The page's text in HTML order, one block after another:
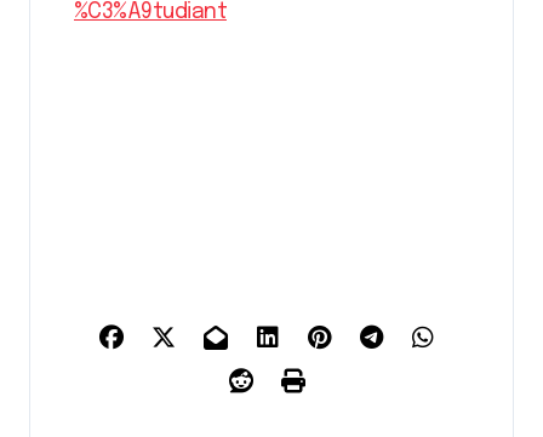
%C3%A9tudiant